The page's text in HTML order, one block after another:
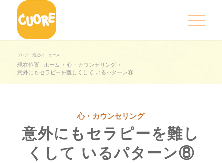
ブログ - 最近のニュース
現在位置: ホーム / 心・カウンセリング /
意外にもセラピーを難しくして いるパターン⑧
心・カウンセリング
意外にもセラピーを難し
くして いるパターン⑧